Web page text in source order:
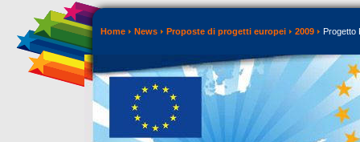
Home News Proposte di progetti europei 2009 Progetto